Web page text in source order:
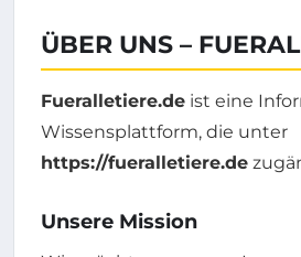
ÜBER UNS –
Fueralletiere.de ist eine
Wissensplattform, die unter
https://fueralletiere.de
Unsere Mission